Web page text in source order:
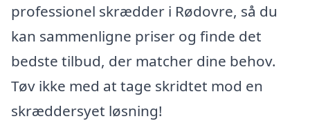
professionel skrædder i Rødovre, så du
kan sammenligne priser og finde det
bedste tilbud, der matcher dine behov.
Tøv ikke med at tage skridtet mod en
skræddersyet løsning!